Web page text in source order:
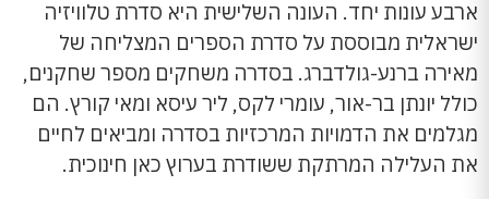
ארבע עונות יחד. העונה השלישית היא סדרת טלוויזיה
ישראלית מבוססת על סדרת הספרים המצליחה של
מאירה ברנע-גולדברג. בסדרה משחקים מספר שחקנים,
כולל יונתן בר-אור, עומרי לקס, ליר עיסא ומאי קורץ. הם
מגלמים את הדמויות המרכזיות בסדרה ומביאים לחיים
את העלילה המרתקת ששודרת בערוץ כאן חינוכית.